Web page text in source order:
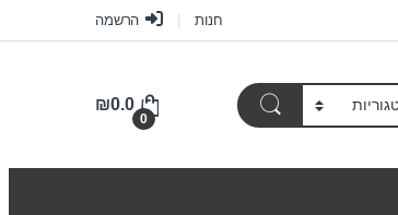
חנות הרשמה
0
₪0.0